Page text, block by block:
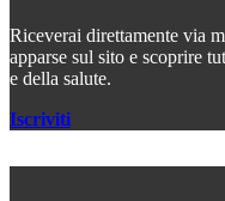
Riceverai direttamente via
apparse sul sito e scoprire
e della salute.
Iscriviti